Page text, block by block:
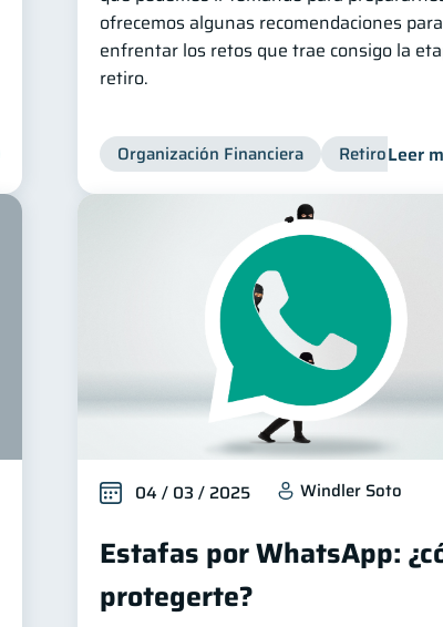
Superintendencia de Bancos
ofrecemos algunas recomendaciones para
enfrentar los retos que trae consigo la
retiro.
Organización Financiera RetiroLeer
04 / 03 / 2025 Windler Soto
Estafas por WhatsApp:
protegerte?